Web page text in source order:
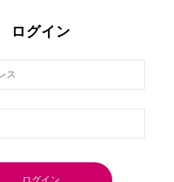
ログイン